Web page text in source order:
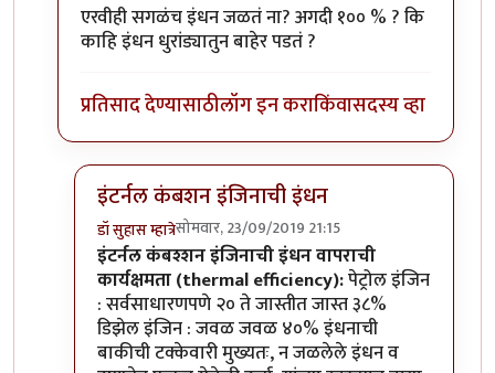
एरवीही सगळंच इंधन जळतं ना? अगदी १०० % ? कि
काहि इंधन धुरांड्यातुन बाहेर पडतं ?
प्रतिसाद देण्यासाठीलॉग इन कराकिंवासदस्य व्हा
इंटर्नल कंबशन इंजिनाची इंधन
डॉ सुहास म्हात्रेसोमवार, 23/09/2019 21:15
In reply toम्हणजे कसं काय ?byअर्धवटराव
इंटर्नल कंबश्शन इंजिनाची इंधन वापराची
कार्यक्षमता (thermal efficiency):पेट्रोल इंजिन
: सर्वसाधारणपणे २० ते जास्तीत जास्त ३८%
डिझेल इंजिन : जवळ जवळ ४०% इंधनाची
बाकीची टक्केवारी मुख्यतः, न जळलेले इंधन व